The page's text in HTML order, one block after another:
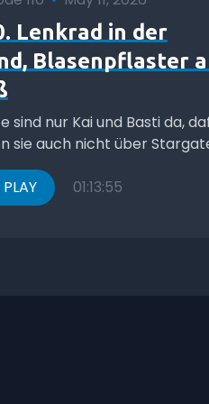
Lenkrad in der
Blasenpflaster
sind nur Kai und Basti da,
sie auch nicht über
PLAY 01:13:55